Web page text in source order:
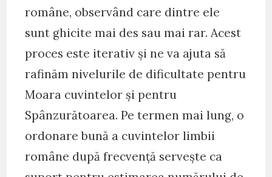
române, observând care dintre ele
sunt ghicite mai des sau mai rar. Acest
proces este iterativ și ne va ajuta să
rafinăm nivelurile de dificultate pentru
Moara cuvintelor și pentru
Spânzurătoarea. Pe termen mai lung, o
ordonare bună a cuvintelor limbii
române după frecvență servește ca